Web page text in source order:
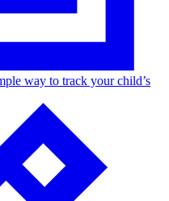
way to track your child’s